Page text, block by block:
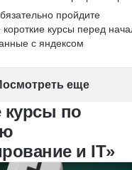
пройдите
курсы перед
с яндексом
еще
курсы по
и IT»